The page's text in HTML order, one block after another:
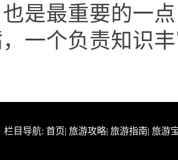
是最重要的一
一个负责知识
栏目导航: 首页| 旅游攻略| 旅游指南| 旅游